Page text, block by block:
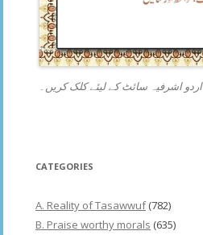
اردو اشرفیہ سائٹ کے لیئے کلک کریں۔
CATEGORIES
A. Reality of Tasawwuf(782)
B. Praise worthy morals (635)